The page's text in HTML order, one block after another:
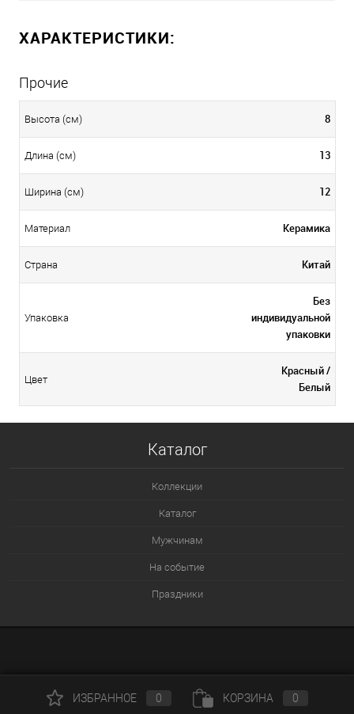
ХАРАКТЕРИСТИКИ:
Прочие
Высота (см) 8
Длина (см) 13
Ширина (см) 12
Материал Керамика
Страна Китай
Упаковка
Без
индивидуальной
упаковки
Цвет
Красный /
Белый
Каталог
Коллекции
Каталог
Мужчинам
На событие
Праздники
ИЗБРАННОЕ 0 КОРЗИНА 0